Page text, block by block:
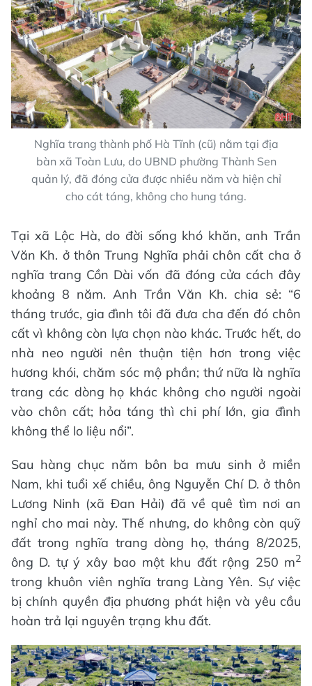
Nghĩa trang thành phố Hà Tĩnh (cũ) nằm tại địa
bàn xã Toàn Lưu, do UBND phường Thành Sen
quản lý, đã đóng cửa được nhiều năm và hiện chỉ
cho cát táng, không cho hung táng.
Tại xã Lộc Hà, do đời sống khó khăn, anh Trần
Văn Kh. ở thôn Trung Nghĩa phải chôn cất cha ở
nghĩa trang Cồn Dài vốn đã đóng cửa cách đây
khoảng 8 năm. Anh Trần Văn Kh. chia sẻ: “6
tháng trước, gia đình tôi đã đưa cha đến đó chôn
cất vì không còn lựa chọn nào khác. Trước hết, do
nhà neo người nên thuận tiện hơn trong việc
hương khói, chăm sóc mộ phần; thứ nữa là nghĩa
trang các dòng họ khác không cho người ngoài
vào chôn cất; hỏa táng thì chi phí lớn, gia đình
không thể lo liệu nổi”.
Sau hàng chục năm bôn ba mưu sinh ở miền
Nam, khi tuổi xế chiều, ông Nguyễn Chí D. ở thôn
Lương Ninh (xã Đan Hải) đã về quê tìm nơi an
nghỉ cho mai này. Thế nhưng, do không còn quỹ
đất trong nghĩa trang dòng họ, tháng 8/2025,
ông D. tự ý xây bao một khu đất rộng 250 m2
trong khuôn viên nghĩa trang Làng Yên. Sự việc
bị chính quyền địa phương phát hiện và yêu cầu
hoàn trả lại nguyên trạng khu đất.